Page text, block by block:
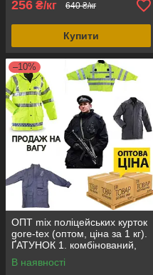
256 ₴/кг 640 ₴/кг
Купити
–10%
ОПТ mix поліцейських курток
gore-tex (оптом, ціна за 1 кг).
ҐАТУНОК 1. комбінований,
оригінал Великобританія
В наявності